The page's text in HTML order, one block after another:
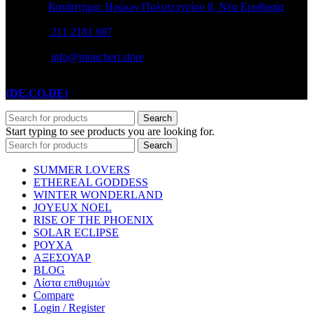
Κατάστημα: Ηρώων Πολυτεχνείου 8, Νέα Ερυθραία
211 2181 697
info@moncheri.store
{DE.CO.DE}
Search
Start typing to see products you are looking for.
Search
SUMMER LOVERS
ETHEREAL GODDESS
WINTER WONDERLAND
JOYEUX NOEL
RISE OF THE PHOENIX
SOLAR ECLIPSE
ΡΟΥΧΑ
ΑΞΕΣΟΥΑΡ
BLOG
Λίστα επιθυμιών
Compare
Login / Register